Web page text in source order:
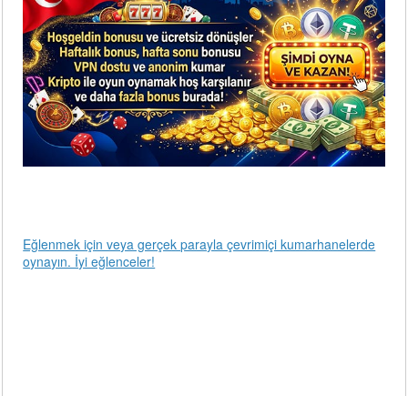
Eğlenmek için veya gerçek parayla çevrimiçi kumarhanelerde
oynayın. İyi eğlenceler!